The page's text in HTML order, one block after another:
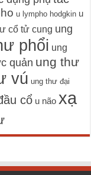
u lympho hodgkin u
cổ tử cung ung
phổi ung
quản ung thư
vú ung thư đại
cổ u não xạ